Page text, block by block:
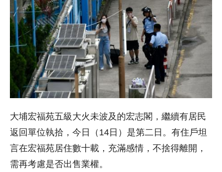
大埔宏福苑五級大火未波及的宏志閣，繼續有居民
返回單位執拾，今日（14日）是第二日。有住戶坦
言在宏福苑居住數十載，充滿感情，不捨得離開，
需再考慮是否出售業權。